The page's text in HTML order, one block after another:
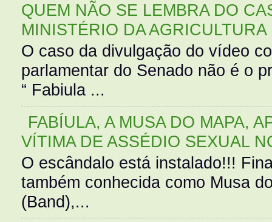
QUEM NÃO SE LEMBRA DO
MINISTÉRIO DA AGRICULTURA
O caso da divulgação do vídeo
parlamentar do Senado não é o
“ Fabiula ...
FABÍULA, A MUSA DO MAPA,
VÍTIMA DE ASSÉDIO SEXUAL
O escândalo está instalado!!!
também conhecida como Musa
(Band),...